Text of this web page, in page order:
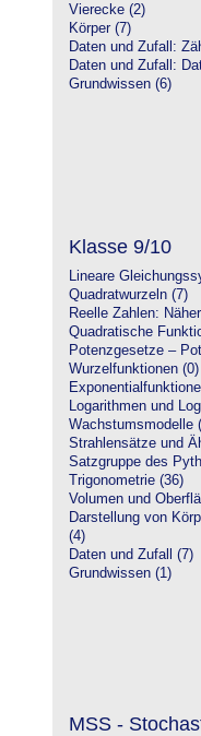
Vierecke (2)
Körper (7)
Daten und Zufall:
Daten und Zufall:
Grundwissen (6)
Klasse 9/10
Lineare
Quadratwurzeln (7)
Reelle Zahlen:
Quadratische
Potenzgesetze –
Wurzelfunktionen (0)
Logarithmen und
Wachstumsmodelle
Strahlensätze und
Satzgruppe des
Trigonometrie (36)
Volumen und
Darstellung von
(4)
Daten und Zufall (7)
Grundwissen (1)
MSS -